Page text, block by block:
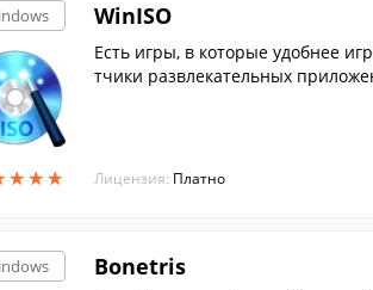
★★★
★★★
WinISO
Есть игры, в которые удобнее
тчики развлекательных
Лицензия: Платно
Bonetris